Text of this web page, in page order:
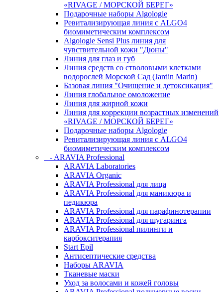
«RIVAGE / МОРСКОЙ БЕРЕГ»
Подарочные наборы Algologie
Ревитализирующая линия с ALGO4
биомиметическим комплексом
Algologie Sensi Plus линия для
чувcтвительной кожи "Дюны"
Линия для глаз и губ
Линия средств со стволовыми клетками
водорослей Морской Сад (Jardin Marin)
Базовая линия "Очищение и детоксикация"
Линия глобальное омоложение
Линия для жирной кожи
Линия для коррекции возрастных изменений
«RIVAGE / МОРСКОЙ БЕРЕГ»
Подарочные наборы Algologie
Ревитализирующая линия с ALGO4
биомиметическим комплексом
- ARAVIA Professional
ARAVIA Laboratories
ARAVIA Organic
ARAVIA Professional для лица
ARAVIA Professional для маникюра и
педикюра
ARAVIA Professional для парафинотерапии
ARAVIA Professional для шугаринга
ARAVIA Professional пилинги и
карбокситерапия
Start Epil
Антисептические средства
Наборы ARAVIA
Тканевые маски
Уход за волосами и кожей головы